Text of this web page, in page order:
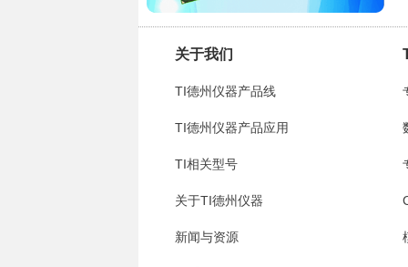
关于我们
TI德州仪器产品线
TI德州仪器产品应用
TI相关型号
关于TI德州仪器
新闻与资源